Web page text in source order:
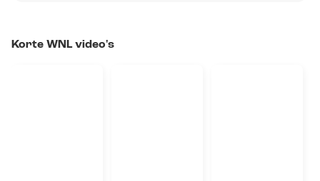
Korte WNL video's